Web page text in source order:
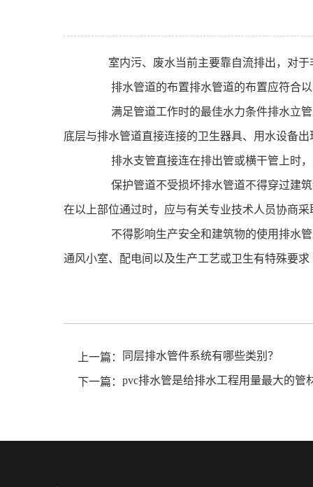
室内污、废水当前主要靠自流排出，对于
排水管道的布置排水管道的布置应符合以
满足管道工作时的最佳水力条件排水立管
底层与排水管道直接连接的卫生器具、用水设备
排水支管直接连在排出管或横干管上时，
保护管道不受损坏排水管道不得穿过建筑
在以上部位通过时，应与有关专业技术人员协商
不得影响生产安全和建筑物的使用排水管
通风小室、配电间以及生产工艺或卫生有特殊要求
上一篇： 同层排水管件系统有哪些类别？
下一篇：pvc排水管是给排水工程用量最大的管